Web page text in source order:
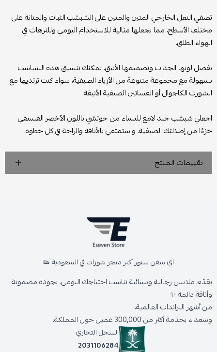
تضفي النعل الخارجي المتين والمتين على الشبشب الثبات والمتانة على
مختلف الأسطح، مما يجعلها مثالية للاستخدام اليومي وللنزهات في
الهواء الطلق.
بفضل لونها الجذاب وتصميمها الأنيق، يمكنك تنسيق هذه الشباشب
بسهولة مع مجموعة متنوعة من الأزياء الصيفية، سواء كنت ترتديها مع
الشورت الكاجوال أو الفساتين الصيفية الأنيقة.
اجعلي شبشب جلد لامع للنساء من جوتشي باللون الأخضر الفستقي
جزءًا من إطلالتك الصيفية، واستمتعي بالأناقة والراحة في كل خطوة.
تقييمات المنتج
اي سفن ستور أكبر متجر شوزات في السعودية 👟
يقدّم ملابس رجالية ونسائية تناسب احتياجك اليومي، بجودة مضمونة
وأناقة دائمة ✨
من أشهر البراندات العالمية،
وسعداء بخدمة أكثر من 300,000 عميل حول المملكة.
السجل التجاري
2031106284